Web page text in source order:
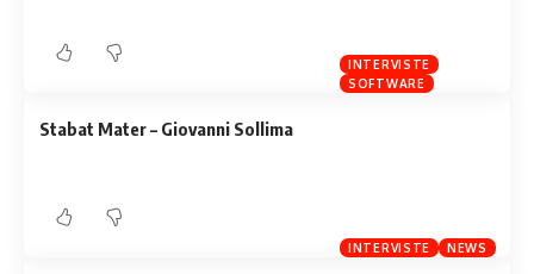
INTERVISTE
SOFTWARE
INTERVISTE NEWS
Stabat Mater – Giovanni Sollima